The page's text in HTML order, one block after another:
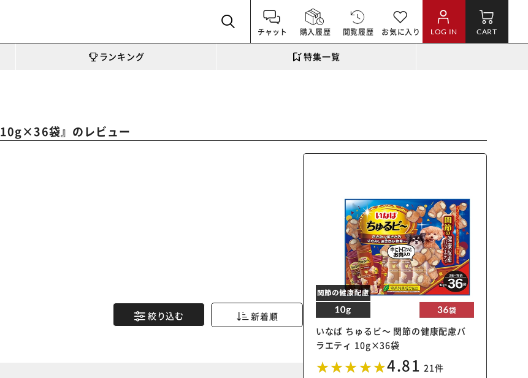
チャット 購入履歴 閲覧履歴 お気に入り LOG IN CART
ランキング 特集一覧
10g×36袋』のレビュー
いなば ちゅるビ～ 関節の健康配慮バ
ラエティ 10g×36袋
4.81 21件
絞り込む 新着順